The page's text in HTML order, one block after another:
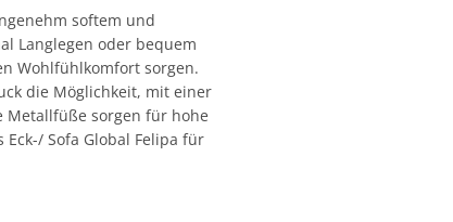
softem und
Langlegen oder bequem
Wohlfühlkomfort sorgen.
die Möglichkeit, mit einer
Metallfüße sorgen für hohe
Sofa Global Felipa für